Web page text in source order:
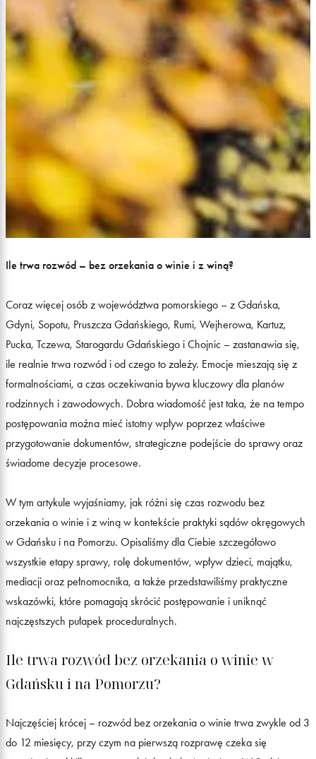
Ile trwa rozwód – bez orzekania o winie i z winą?
Coraz więcej osób z województwa pomorskiego – z Gdańska,
Gdyni, Sopotu, Pruszcza Gdańskiego, Rumi, Wejherowa, Kartuz,
Pucka, Tczewa, Starogardu Gdańskiego i Chojnic – zastanawia się,
ile realnie trwa rozwód i od czego to zależy. Emocje mieszają się z
formalnościami, a czas oczekiwania bywa kluczowy dla planów
rodzinnych i zawodowych. Dobra wiadomość jest taka, że na tempo
postępowania można mieć istotny wpływ poprzez właściwe
przygotowanie dokumentów, strategiczne podejście do sprawy oraz
świadome decyzje procesowe.
W tym artykule wyjaśniamy, jak różni się czas rozwodu bez
orzekania o winie i z winą w kontekście praktyki sądów okręgowych
w Gdańsku i na Pomorzu. Opisaliśmy dla Ciebie szczegółowo
wszystkie etapy sprawy, rolę dokumentów, wpływ dzieci, majątku,
mediacji oraz pełnomocnika, a także przedstawiliśmy praktyczne
wskazówki, które pomagają skrócić postępowanie i uniknąć
najczęstszych pułapek proceduralnych.
Ile trwa rozwód bez orzekania o winie w
Gdańsku i na Pomorzu?
Najczęściej krócej – rozwód bez orzekania o winie trwa zwykle od 3
do 12 miesięcy, przy czym na pierwszą rozprawę czeka się